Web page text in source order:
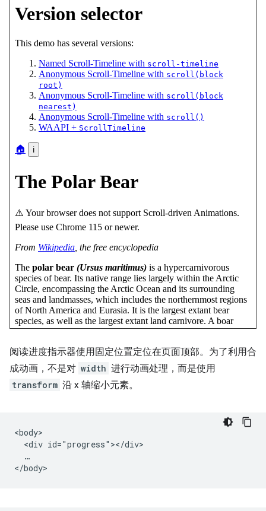
阅读进度指示器使用固定位置定位在页面顶部。为了利用合
成动画，不是对 width 进行动画处理，而是使用
transform 沿 x 轴缩小元素。
<body>
  <div id="progress"></div>
  …